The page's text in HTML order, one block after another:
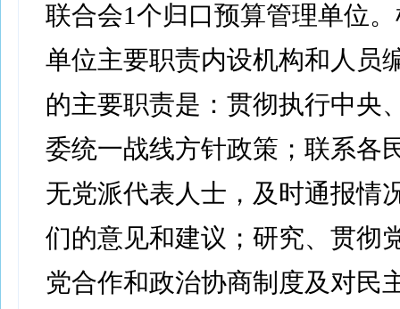
联合会1个归口预算管理单位
单位主要职责内设机构和人员
的主要职责是：贯彻执行中央
委统一战线方针政策；联系各
无党派代表人士，及时通报情
们的意见和建议；研究、贯彻
党合作和政治协商制度及对民